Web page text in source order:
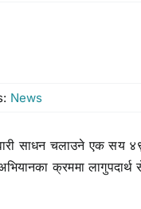
News
साधन चलाउने एक सय
क्रममा